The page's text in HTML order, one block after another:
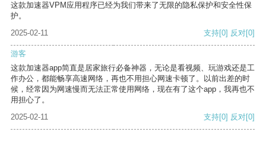
这款加速器VPM应用程序已经为我们带来了无限的隐私保护和安全性保
护。
2025-02-11
支持[0] 反对[0]
游客
这款加速器app简直是居家旅行必备神器，无论是看视频、玩游戏还是工
作办公，都能畅享高速网络，再也不用担心网速卡顿了。以前出差的时
候，经常因为网速慢而无法正常使用网络，现在有了这个app，我再也不
用担心了。
2025-02-11
支持[0] 反对[0]